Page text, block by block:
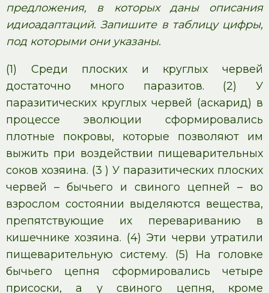
предложения, в которых даны описания
идиоадаптаций. Запишите в таблицу цифры,
под которыми они указаны.
(1) Среди плоских и круглых червей
достаточно много паразитов. (2) У
паразитических круглых червей (аскарид) в
процессе эволюции сформировались
плотные покровы, которые позволяют им
выжить при воздействии пищеварительных
соков хозяина. (3 ) У паразитических плоских
червей – бычьего и свиного цепней – во
взрослом состоянии выделяются вещества,
препятствующие их перевариванию в
кишечнике хозяина. (4) Эти черви утратили
пищеварительную систему. (5) На головке
бычьего цепня сформировались четыре
присоски, а у свиного цепня, кроме